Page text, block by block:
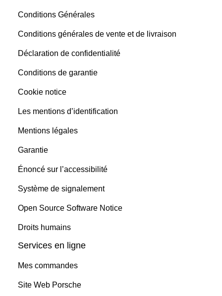
Conditions Générales
Conditions générales de vente et de livraison
Déclaration de confidentialité
Conditions de garantie
Cookie notice
Les mentions d’identification
Mentions légales
Garantie
Énoncé sur l’accessibilité
Système de signalement
Open Source Software Notice
Droits humains
Services en ligne
Mes commandes
Site Web Porsche